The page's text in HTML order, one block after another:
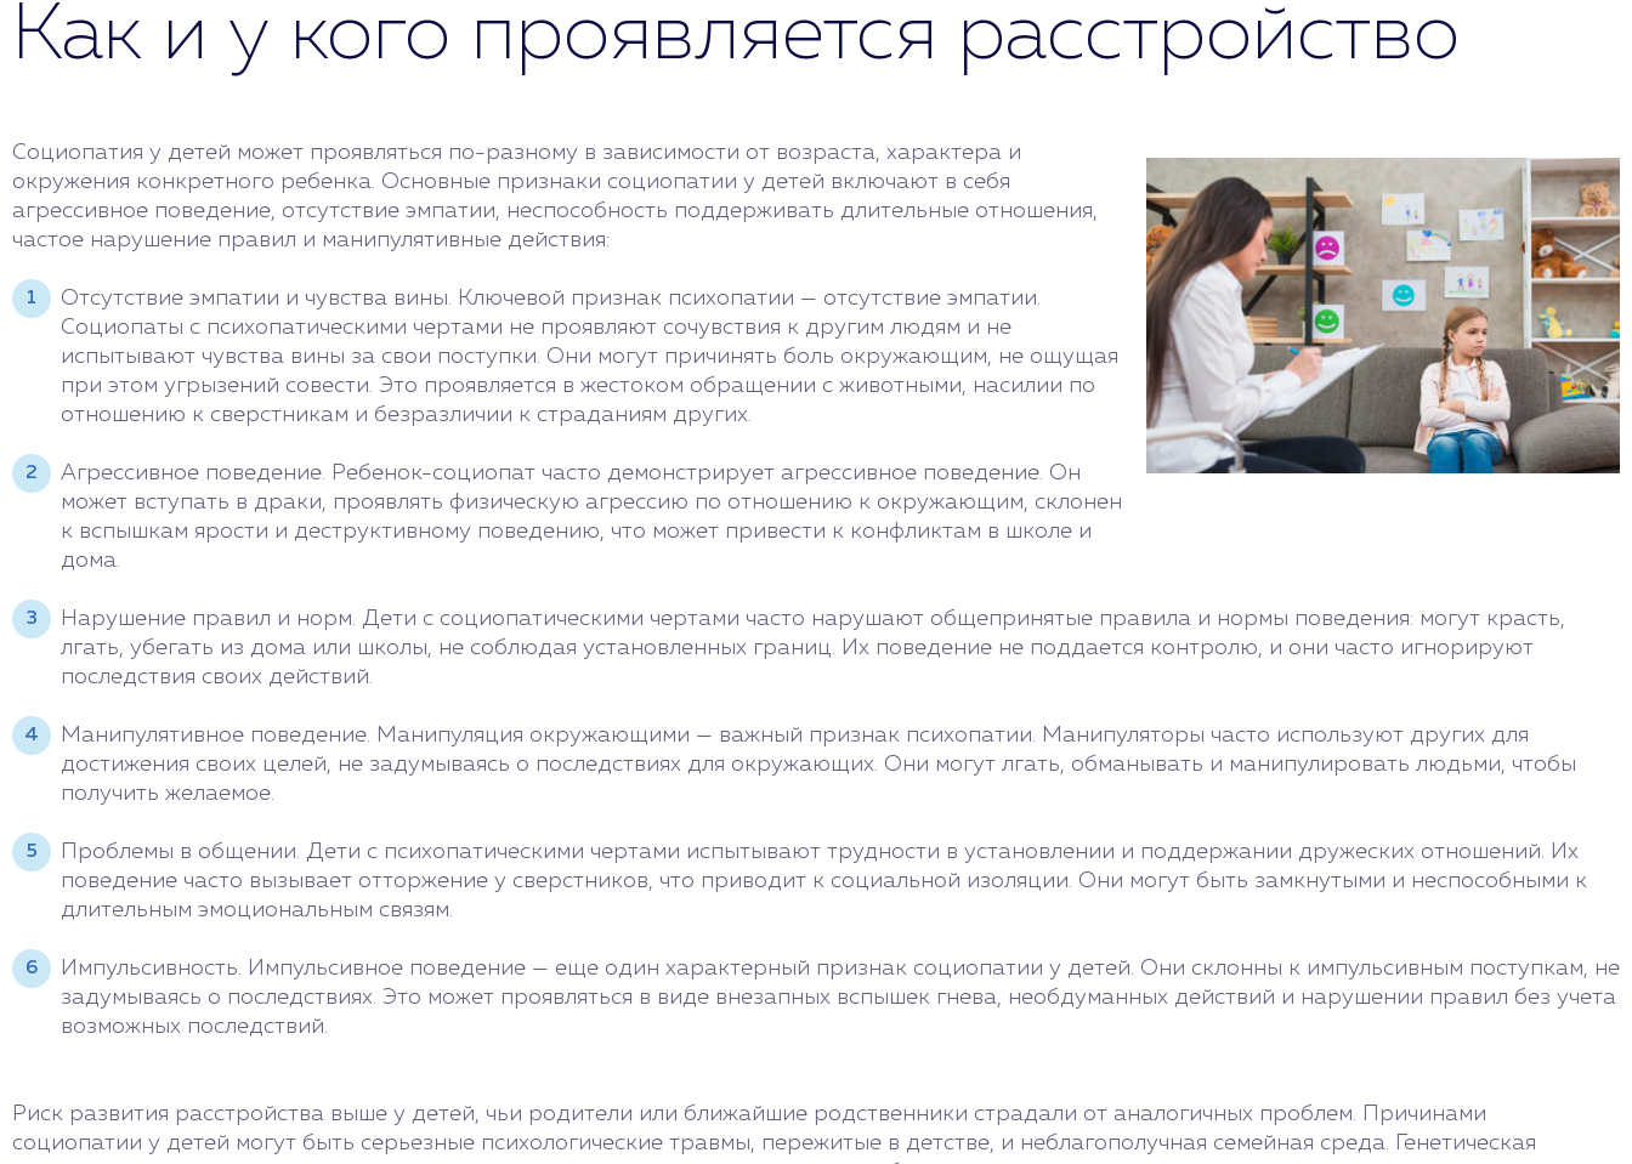
Как и у кого проявляется расстройство
Социопатия у детей может проявляться по-разному в зависимости от возраста, характера и
окружения конкретного ребенка. Основные признаки социопатии у детей включают в себя
агрессивное поведение, отсутствие эмпатии, неспособность поддерживать длительные отношения,
частое нарушение правил и манипулятивные действия:
Отсутствие эмпатии и чувства вины. Ключевой признак психопатии — отсутствие эмпатии.
Социопаты с психопатическими чертами не проявляют сочувствия к другим людям и не
испытывают чувства вины за свои поступки. Они могут причинять боль окружающим, не ощущая
при этом угрызений совести. Это проявляется в жестоком обращении с животными, насилии по
отношению к сверстникам и безразличии к страданиям других.
Агрессивное поведение. Ребенок-социопат часто демонстрирует агрессивное поведение. Он
может вступать в драки, проявлять физическую агрессию по отношению к окружающим, склонен
к вспышкам ярости и деструктивному поведению, что может привести к конфликтам в школе и
дома.
Нарушение правил и норм. Дети с социопатическими чертами часто нарушают общепринятые правила и нормы поведения: могут красть,
лгать, убегать из дома или школы, не соблюдая установленных границ. Их поведение не поддается контролю, и они часто игнорируют
последствия своих действий.
Манипулятивное поведение. Манипуляция окружающими — важный признак психопатии. Манипуляторы часто используют других для
достижения своих целей, не задумываясь о последствиях для окружающих. Они могут лгать, обманывать и манипулировать людьми, чтобы
получить желаемое.
Проблемы в общении. Дети с психопатическими чертами испытывают трудности в установлении и поддержании дружеских отношений. Их
поведение часто вызывает отторжение у сверстников, что приводит к социальной изоляции. Они могут быть замкнутыми и неспособными к
длительным эмоциональным связям.
Импульсивность. Импульсивное поведение — еще один характерный признак социопатии у детей. Они склонны к импульсивным поступкам, не
задумываясь о последствиях. Это может проявляться в виде внезапных вспышек гнева, необдуманных действий и нарушении правил без учета
возможных последствий.
Риск развития расстройства выше у детей, чьи родители или ближайшие родственники страдали от аналогичных проблем. Причинами
социопатии у детей могут быть серьезные психологические травмы, пережитые в детстве, и неблагополучная семейная среда. Генетическая